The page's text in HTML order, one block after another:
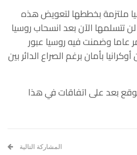
ملتزمة بخططها لتعويض هذه
تتسلمها الآن بعد انسحاب روسيا
عاما وضمنت فيه روسيا عبور
بأمان برغم الصراع الدائر بين
بعد على اتفاقات في هذا
المشاركة التالية